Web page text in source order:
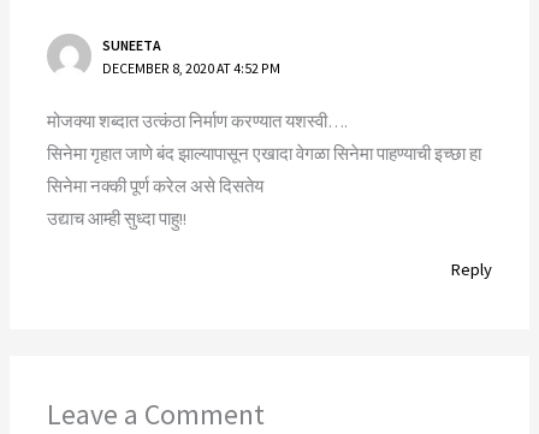
SUNEETA
DECEMBER 8, 2020 AT 4:52 PM
मोजक्या शब्दात उत्कंठा निर्माण करण्यात यशस्वी….
सिनेमा गृहात जाणे बंद झाल्यापासून एखादा वेगळा सिनेमा पाहण्याची इच्छा हा
सिनेमा नक्की पूर्ण करेल असे दिसतेय
उद्याच आम्ही सुध्दा पाहु!!
Reply
Leave a Comment